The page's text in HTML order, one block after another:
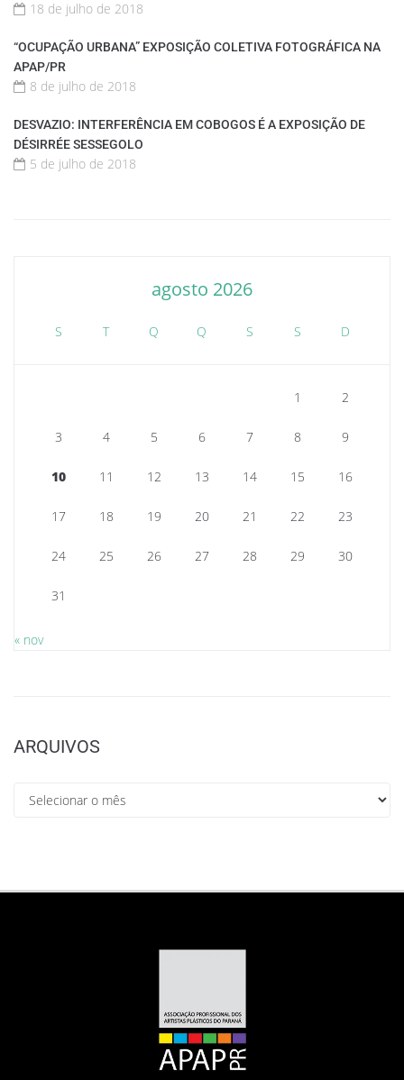
18 de julho de 2018
“OCUPAÇÃO URBANA” EXPOSIÇÃO COLETIVA FOTOGRÁFICA NA
APAP/PR
8 de julho de 2018
DESVAZIO: INTERFERÊNCIA EM COBOGOS É A EXPOSIÇÃO DE
DÉSIRRÉE SESSEGOLO
5 de julho de 2018
agosto 2026
S T Q Q S S D
1 2
3 4 5 6 7 8 9
10 11 12 13 14 15 16
17 18 19 20 21 22 23
24 25 26 27 28 29 30
31
« nov
ARQUIVOS